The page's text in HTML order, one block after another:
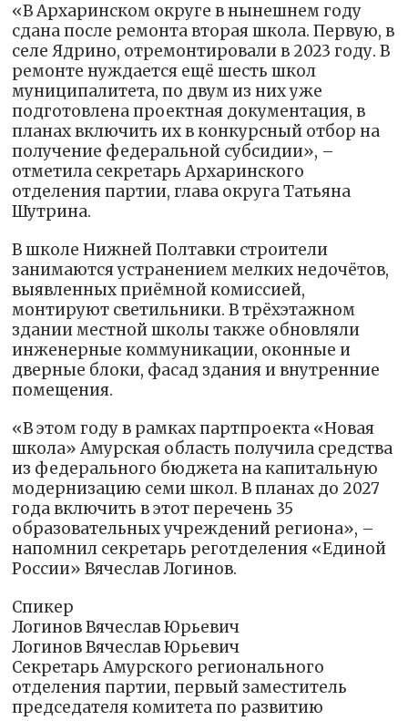
«В Архаринском округе в нынешнем году
сдана после ремонта вторая школа. Первую, в
селе Ядрино, отремонтировали в 2023 году. В
ремонте нуждается ещё шесть школ
муниципалитета, по двум из них уже
подготовлена проектная документация, в
планах включить их в конкурсный отбор на
получение федеральной субсидии», –
отметила секретарь Архаринского
отделения партии, глава округа Татьяна
Шутрина.
В школе Нижней Полтавки строители
занимаются устранением мелких недочётов,
выявленных приёмной комиссией,
монтируют светильники. В трёхэтажном
здании местной школы также обновляли
инженерные коммуникации, оконные и
дверные блоки, фасад здания и внутренние
помещения.
«В этом году в рамках партпроекта «Новая
школа» Амурская область получила средства
из федерального бюджета на капитальную
модернизацию семи школ. В планах до 2027
года включить в этот перечень 35
образовательных учреждений региона», –
напомнил секретарь реготделения «Единой
России» Вячеслав Логинов.
Спикер
Логинов Вячеслав Юрьевич
Логинов Вячеслав Юрьевич
Секретарь Амурского регионального
отделения партии, первый заместитель
председателя комитета по развитию